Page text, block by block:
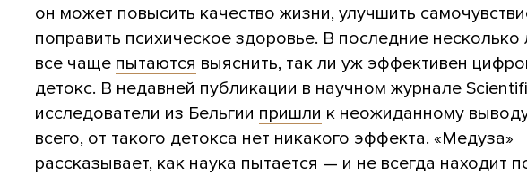
он может повысить качество жизни, улучшить
поправить психическое здоровье. В последние несколько
все чаще пытаются выяснить, так ли уж эффективен
детокс. В недавней публикации в научном журнале
исследователи из Бельгии пришли к неожиданному
всего, от такого детокса нет никакого эффекта. «Медуза»
рассказывает, как наука пытается — и не всегда находит